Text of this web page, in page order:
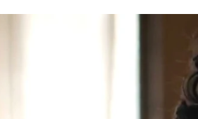
The Last of Us ficha a Catherine